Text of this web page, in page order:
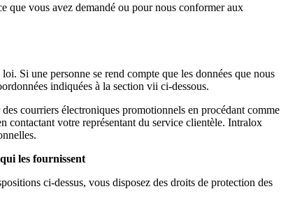
que vous avez demandé ou pour nous conformer aux
Si une personne se rend compte que les données que nous
indiquées à la section vii ci-dessous.
courriers électroniques promotionnels en procédant comme
contactant votre représentant du service clientèle. Intralox
les fournissent
ci-dessus, vous disposez des droits de protection des